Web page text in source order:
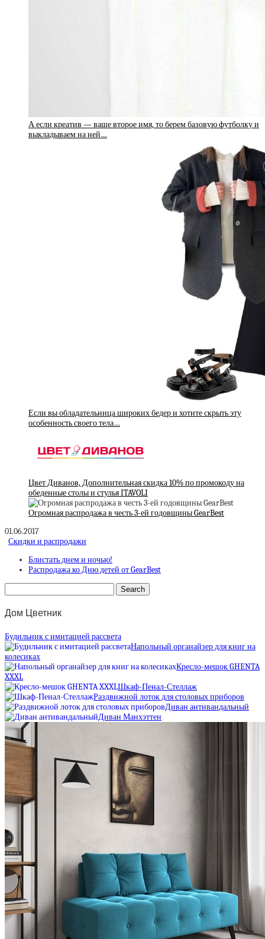
А если креатив — ваше второе имя, то берем базовую футболку и
выкладываем на ней…
Если вы обладательница широких бедер и хотите скрыть эту
особенность своего тела…
Цвет Диванов, Дополнительная скидка 10% по промокоду на
обеденные столы и стулья ITAVOLI
Огромная распродажа в честь 3-ей годовщины GearBest
01.06.2017
Скидки и распродажи
Блистать днем и ночью!
Распродажа ко Дню детей от GearBest
Дом Цветник
Будильник с имитацией рассвета
Напольный органайзер для книг на
колесиках
Кресло-мешок GHENTA
XXXL
Шкаф-Пенал-Стеллаж
Раздвижной лоток для столовых приборов
Диван антивандальный
Диван Манхэттен